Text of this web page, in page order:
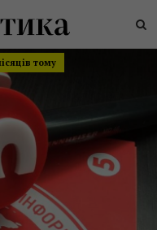
тому